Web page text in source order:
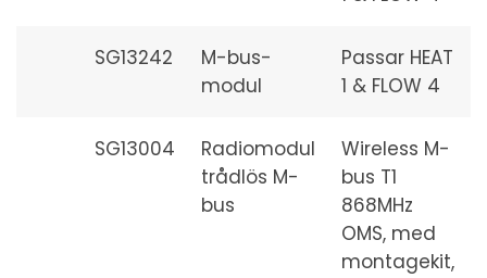
SG13242
M-bus-
modul
Passar HEAT
1 & FLOW 4
SG13004
Radiomodul
trådlös M-
bus
Wireless M-
bus T1
868MHz
OMS, med
montagekit,